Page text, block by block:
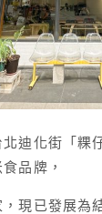
北迪化街「粿
品牌，
現已發展為